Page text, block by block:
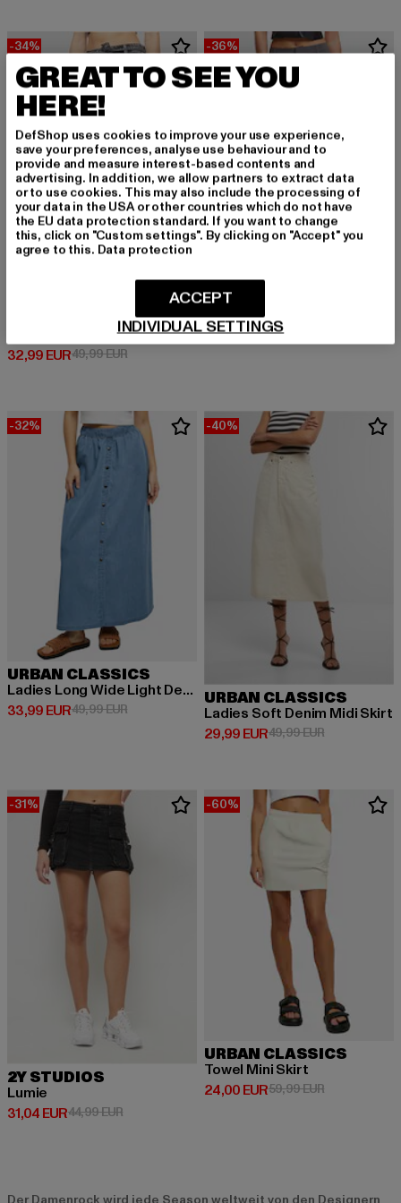
-34%
32,99 EUR
Derzeitiger Preis: 32,99 EUR
49,99 EURAktionspreis: 49,99 EUR
-36%
URBAN CLASSICS
31,99 EUR
Derzeitiger Preis: 31,99 EUR
49,99 EUR
-32%
URBAN CLASSICS
Ladies Long Wide Light Denim
33,99 EUR
Derzeitiger Preis: 33,99 EUR
49,99 EURAktionspreis: 49,99 EUR
-40%
URBAN CLASSICS
Ladies Soft Denim Midi Skirt
29,99 EUR
Derzeitiger Preis: 29,99 EUR
49,99 EURAktionspreis:
-31%
2Y STUDIOS
Lumie
31,04 EUR
Derzeitiger Preis: 31,04 EUR
44,99 EURAktionspreis: 44,99 EUR
-60%
URBAN CLASSICS
Towel Mini Skirt
24,00 EUR
Derzeitiger Preis: 24,00 EUR
59,99 EURAktionspreis:
Der Damenrock wird jede Season weltweit von den Designern
GREAT TO SEE YOU
HERE!
DefShop uses cookies to improve your use experience,
save your preferences, analyse use behaviour and to
provide and measure interest-based contents and
advertising. In addition, we allow partners to extract data
or to use cookies. This may also include the processing of
your data in the USA or other countries which do not have
the EU data protection standard. If you want to change
this, click on "Custom settings". By clicking on "Accept" you
agree to this. Data protection
INDIVIDUAL SETTINGS
ACCEPT